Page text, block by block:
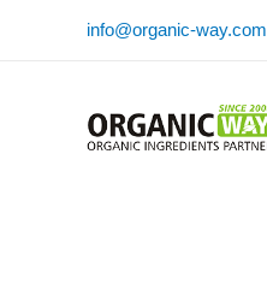
info@organic-way.com